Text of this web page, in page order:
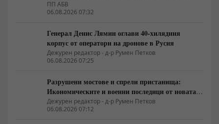
чужди военни самолети у нас
ПП АБВ
06.08.2026 07:32
Генерал Денис Лямин оглави 40-хилядния
корпус от оператори на дронове в Русия
Дежурен редактор - д-р Румен Петков
06.08.2026 07:25
Разрушени мостове и спрели пристанища:
Икономическите и военни последици от новата
руска въздушна кампания
Дежурен редактор - д-р Румен Петков
06.08.2026 07:12